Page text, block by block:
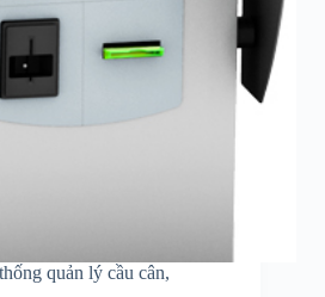
quản lý cầu cân,